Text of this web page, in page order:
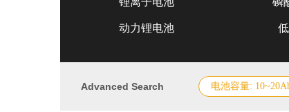
动力锂电池
Advanced Search 电池容量: